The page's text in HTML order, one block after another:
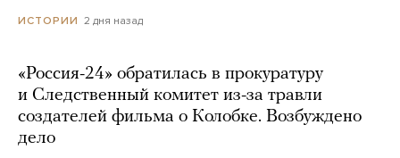
ИСТОРИИ 2 дня назад
«Россия-24» обратилась в прокуратуру
и Следственный комитет из-за травли
создателей фильма о Колобке. Возбуждено
дело